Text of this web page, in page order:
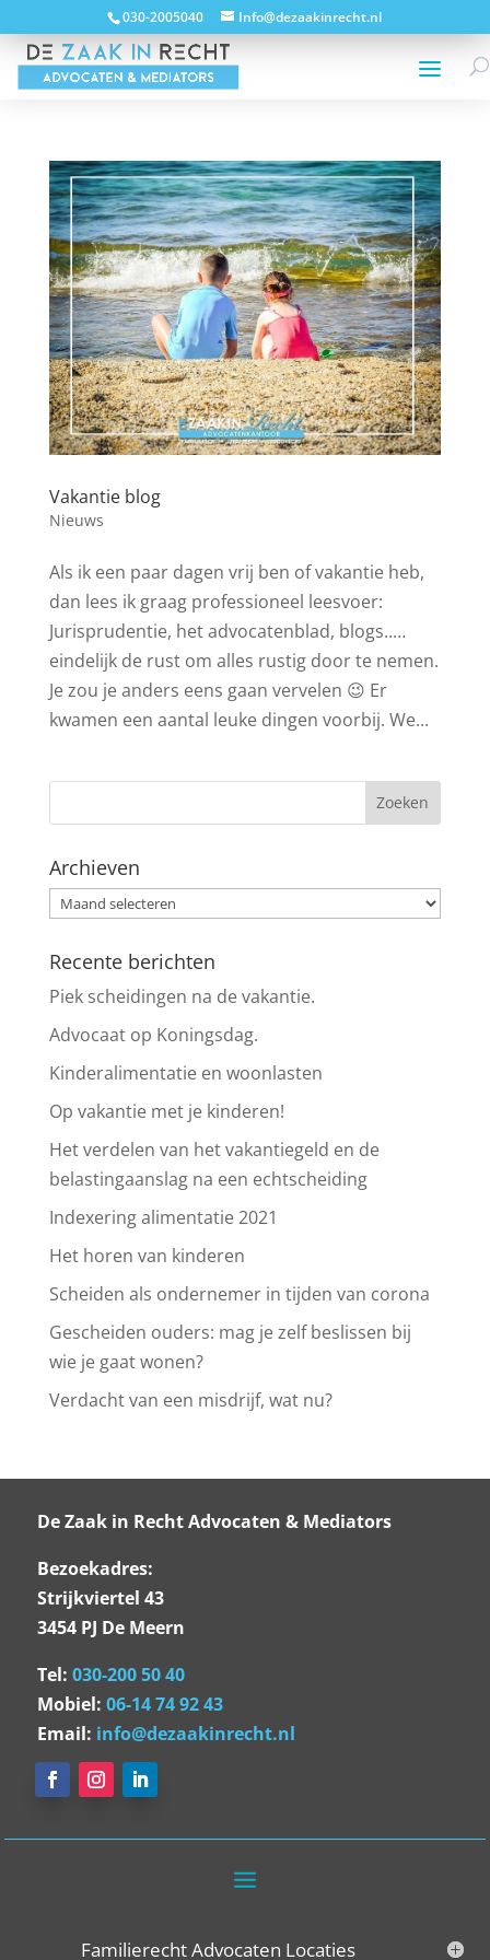
030-2005040 Info@dezaakinrecht.nl
Vakantie blog
Nieuws
Als ik een paar dagen vrij ben of vakantie heb,
dan lees ik graag professioneel leesvoer:
Jurisprudentie, het advocatenblad, blogs..…
eindelijk de rust om alles rustig door te nemen.
Je zou je anders eens gaan vervelen 😉 Er
kwamen een aantal leuke dingen voorbij. We...
Archieven
Archieven
Recente berichten
Piek scheidingen na de vakantie.
Advocaat op Koningsdag.
Kinderalimentatie en woonlasten
Op vakantie met je kinderen!
Het verdelen van het vakantiegeld en de
belastingaanslag na een echtscheiding
Indexering alimentatie 2021
Het horen van kinderen
Scheiden als ondernemer in tijden van corona
Gescheiden ouders: mag je zelf beslissen bij
wie je gaat wonen?
Verdacht van een misdrijf, wat nu?
De Zaak in Recht Advocaten & Mediators
Bezoekadres:
Strijkviertel 43
3454 PJ De Meern
Tel: 030-200 50 40
Mobiel: 06-14 74 92 43
Email: info@dezaakinrecht.nl
Familierecht Advocaten Locaties